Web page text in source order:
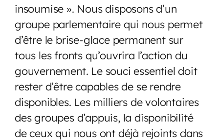
insoumise ». Nous disposons d’un
groupe parlementaire qui nous permet
d’être le brise-glace permanent sur
tous les fronts qu’ouvrira l’action du
gouvernement. Le souci essentiel doit
rester d’être capables de se rendre
disponibles. Les milliers de volontaires
des groupes d’appuis, la disponibilité
de ceux qui nous ont déjà rejoints dans